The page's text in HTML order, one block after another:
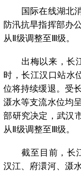
国际在线湖北消
防汛抗旱指挥部办
从Ⅱ级调整至Ⅲ级。
出梅以来，长江
时，长江汉口站水
位将持续缓退。受
滠水等支流水位均
部研究决定，武汉
从Ⅱ级调整至Ⅲ级。
截至目前，长江
汉江、府澴河、滠